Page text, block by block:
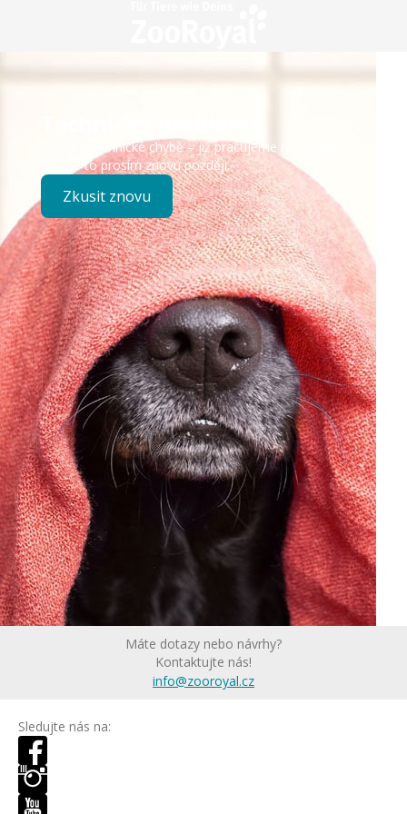
Došlo k technické chybě – již pracujeme na opravě.
Zkuste to prosím znovu později.
Zkusit znovu
Máte dotazy nebo návrhy?
Kontaktujte nás!
info@zooroyal.cz
Sledujte nás na: